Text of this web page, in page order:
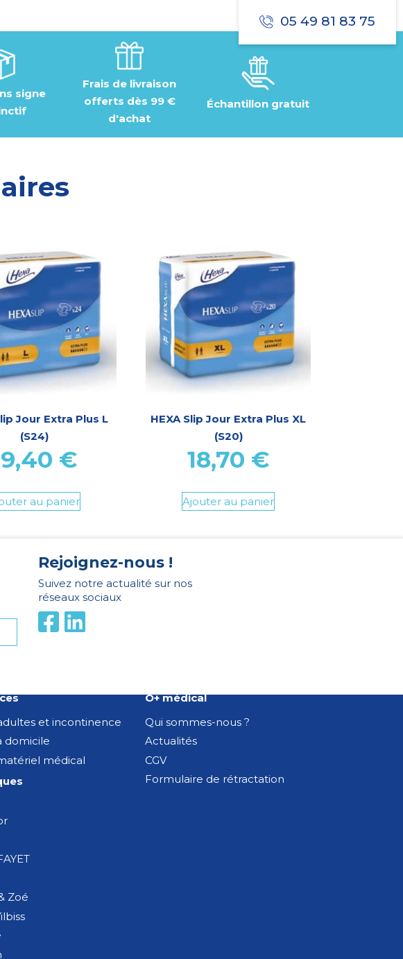
05 49 81 83 75
signe
Frais de livraison
offerts dès 99 €
d'achat
Échantillon gratuit
Jour Extra Plus L
(S24)
€
au panier
HEXA Slip Jour Extra Plus XL
(S20)
18,70 €
Ajouter au panier
Rejoignez-nous !
Suivez notre actualité sur nos
réseaux sociaux
et incontinence
domicile
médical
Zoé
O+ médical
Qui sommes-nous ?
Actualités
CGV
Formulaire de rétractation